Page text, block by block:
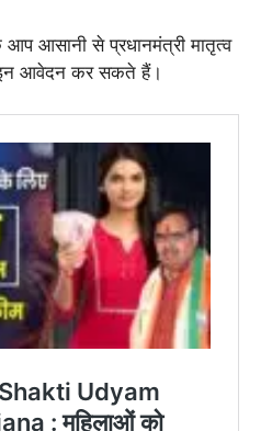
आसानी से प्रधानमंत्री मातृत्व
आवेदन कर सकते हैं।